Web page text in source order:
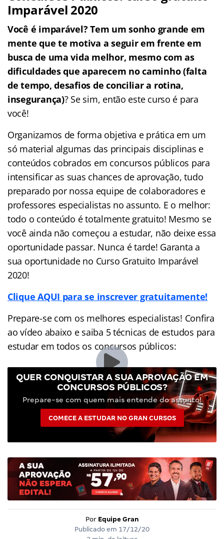
Imparável 2020
Você é imparável? Tem um sonho grande em
mente que te motiva a seguir em frente em
busca de uma vida melhor, mesmo com as
dificuldades que aparecem no caminho (falta
de tempo, desafios de conciliar a rotina,
insegurança)? Se sim, então este curso é para
você!
Organizamos de forma objetiva e prática em um
só material algumas das principais disciplinas e
conteúdos cobrados em concursos públicos para
intensificar as suas chances de aprovação, tudo
preparado por nossa equipe de colaboradores e
professores especialistas no assunto. E o melhor:
todo o conteúdo é totalmente gratuito! Mesmo se
você ainda não começou a estudar, não deixe essa
oportunidade passar. Nunca é tarde! Garanta a
sua oportunidade no Curso Gratuito Imparável
2020!
Clique AQUI para se inscrever gratuitamente!
Prepare-se com os melhores especialistas! Confira
ao vídeo abaixo e saiba 5 técnicas de estudos para
estudar em todos os concursos públicos:
QUER CONQUISTAR A SUA APROVAÇÃO EM
CONCURSOS PÚBLICOS?
Prepare-se com quem mais entende do assunto!
COMECE A ESTUDAR NO GRAN CURSOS
Por Equipe Gran
Publicado em 17/12/20